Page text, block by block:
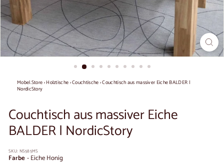
Mobel.Store›Holztische›Couchtische›Couchtisch aus massiver Eiche BALDER |
NordicStory
Couchtisch aus massiver Eiche
BALDER | NordicStory
SKU: NS585MS
Farbe-Eiche Honig